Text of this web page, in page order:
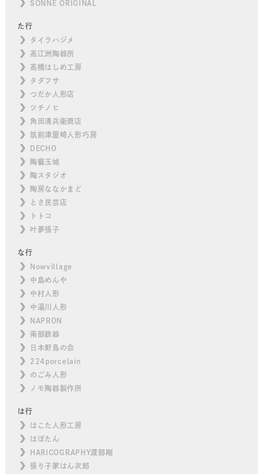
SONNE ORIGINAL
た行
タイラハジメ
高江洲陶器所
高橋はしめ工房
タダフサ
つだか人形店
ツチノヒ
角田清兵衛商店
筑前津屋崎人形巧房
DECHO
陶藝玉城
陶スタジオ
陶房ななかまど
とさ民芸店
トトコ
叶夢張子
な行
Nowvillage
中島めんや
中村人形
中湯川人形
NAPRON
南部鉄器
日本野鳥の会
224porcelain
のごみ人形
ノモ陶器製作所
は行
はこた人形工房
はぼたん
HARICOGRAPHY渡部剛
張り子家はん次郎